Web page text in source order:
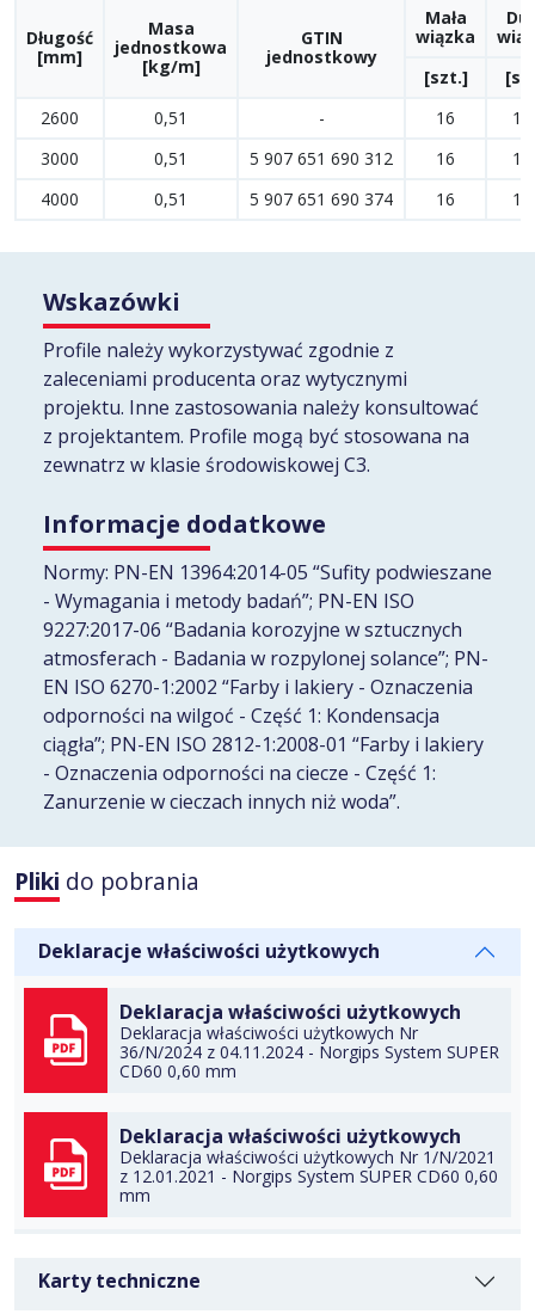
Długość
[mm]
Masa
jednostkowa
[kg/m]
GTIN
jednostkowy
Mała
wiązka
[szt.]
2600
0,51 - 16
3000
0,51 5 907 651 690 312 16
4000
0,51 5 907 651 690 374 16
Wskazówki
Profile należy wykorzystywać zgodnie z
zaleceniami producenta oraz wytycznymi
projektu. Inne zastosowania należy konsultować
z projektantem. Profile mogą być stosowana na
zewnatrz w klasie środowiskowej C3.
Informacje dodatkowe
Normy: PN-EN 13964:2014-05 “Sufity podwieszane
- Wymagania i metody badań”; PN-EN ISO
9227:2017-06 “Badania korozyjne w sztucznych
atmosferach - Badania w rozpylonej solance”; PN-
EN ISO 6270-1:2002 “Farby i lakiery - Oznaczenia
odporności na wilgoć - Część 1: Kondensacja
ciągła”; PN-EN ISO 2812-1:2008-01 “Farby i lakiery
- Oznaczenia odporności na ciecze - Część 1:
Zanurzenie w cieczach innych niż woda”.
Pliki do pobrania
Deklaracje właściwości użytkowych
POBIERZ
DO TECZKI
Deklaracja właściwości użytkowych
Deklaracja właściwości użytkowych Nr
36/N/2024 z 04.11.2024 - Norgips System SUPER
CD60 0,60 mm
DO TECZKI
Deklaracja właściwości użytkowych
Deklaracja właściwości użytkowych Nr 1/N/2021
z 12.01.2021 - Norgips System SUPER CD60 0,60
mm
Karty techniczne